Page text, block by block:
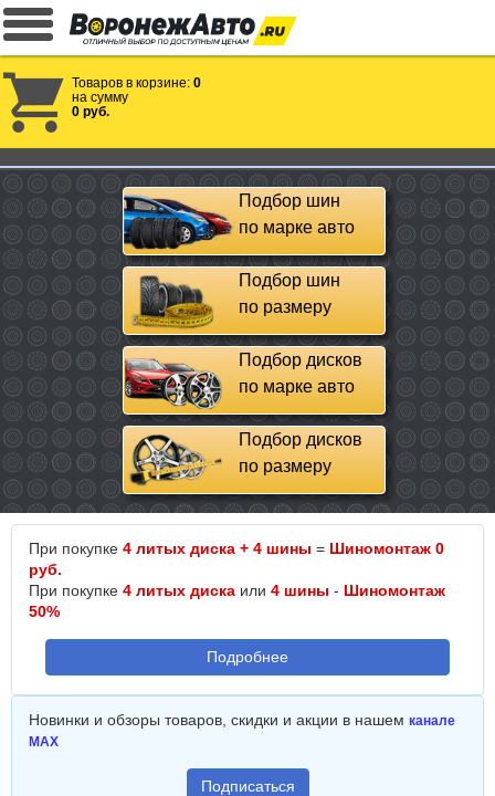
Товаров в корзине: 0
на сумму
0 руб.
Подбор шин
по марке авто
Подбор шин
по размеру
Подбор дисков
по марке авто
Подбор дисков
по размеру
При покупке 4 литых диска + 4 шины = Шиномонтаж 0
руб.
При покупке 4 литых диска или 4 шины - Шиномонтаж
50%
Подробнее
Новинки и обзоры товаров, скидки и акции в нашем канале
MAX
Подписаться